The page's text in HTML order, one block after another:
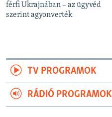
férfi Ukrajnában – az ügyvéd
szerint agyonverték
TV PROGRAMOK
RÁDIÓ PROGRAMOK